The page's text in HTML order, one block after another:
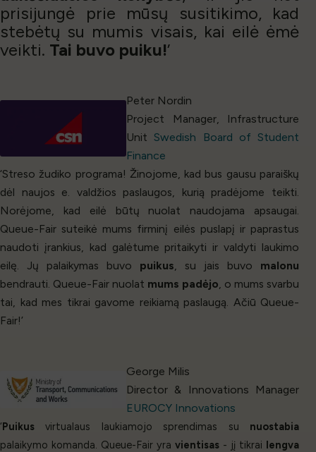
prisijungė prie mūsų susitikimo, kad
stebėtų su mumis visais, kai eilė ėmė
veikti. Tai buvo puiku!’
Peter Nordin
Project Manager, Infrastructure
Unit Swedish Board of Student
Finance
‘Streso žudiko programa! Žinojome, kad bus gausu paraiškų
dėl naujos e. valdžios paslaugos, kurią pradėjome teikti.
Norėjome, kad eilė būtų nuolat naudojama apsaugai.
Queue-Fair suteikė mums firminį eilės puslapį ir paprastus
naudoti įrankius, kad galėtume pritaikyti ir valdyti laukimo
eilę. Jų palaikymas buvo puikus , su jais buvo malonu
bendrauti. Queue-Fair nuolat mums padėjo , o mums svarbu
tai, kad mes tikrai gavome reikiamą paslaugą. Ačiū Queue-
Fair!’
George Milis
Director & Innovations Manager
EUROCY Innovations
‘Puikus virtualaus laukiamojo sprendimas su nuostabia
palaikymo komanda. Queue-Fair yra vientisas - jį tikrai lengva